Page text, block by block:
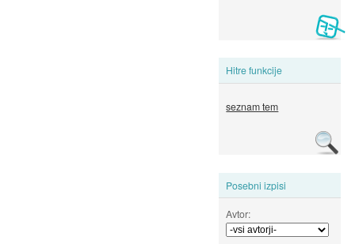
Hitre funkcije
seznam tem
Posebni izpisi
Avtor: